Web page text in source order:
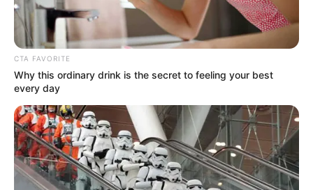
CTA FAVORITE
Why this ordinary drink is the secret to feeling your best
every day